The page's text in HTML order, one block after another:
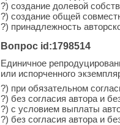
?) создание долевой
?) создание общей
?) принадлежность
Вопрос id:1798514
Единичное
или испорченного
?) при обязательном
?) без согласия автора и
?) с условием выплаты
?) без согласия автора и